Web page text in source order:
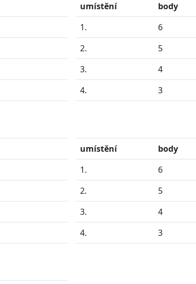
umístění
body
1.
6
2.
5
3.
4
4.
3
umístění
body
1.
6
2.
5
3.
4
4.
3